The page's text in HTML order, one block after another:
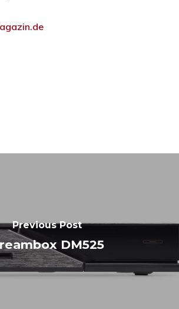
Previous Post
DM525